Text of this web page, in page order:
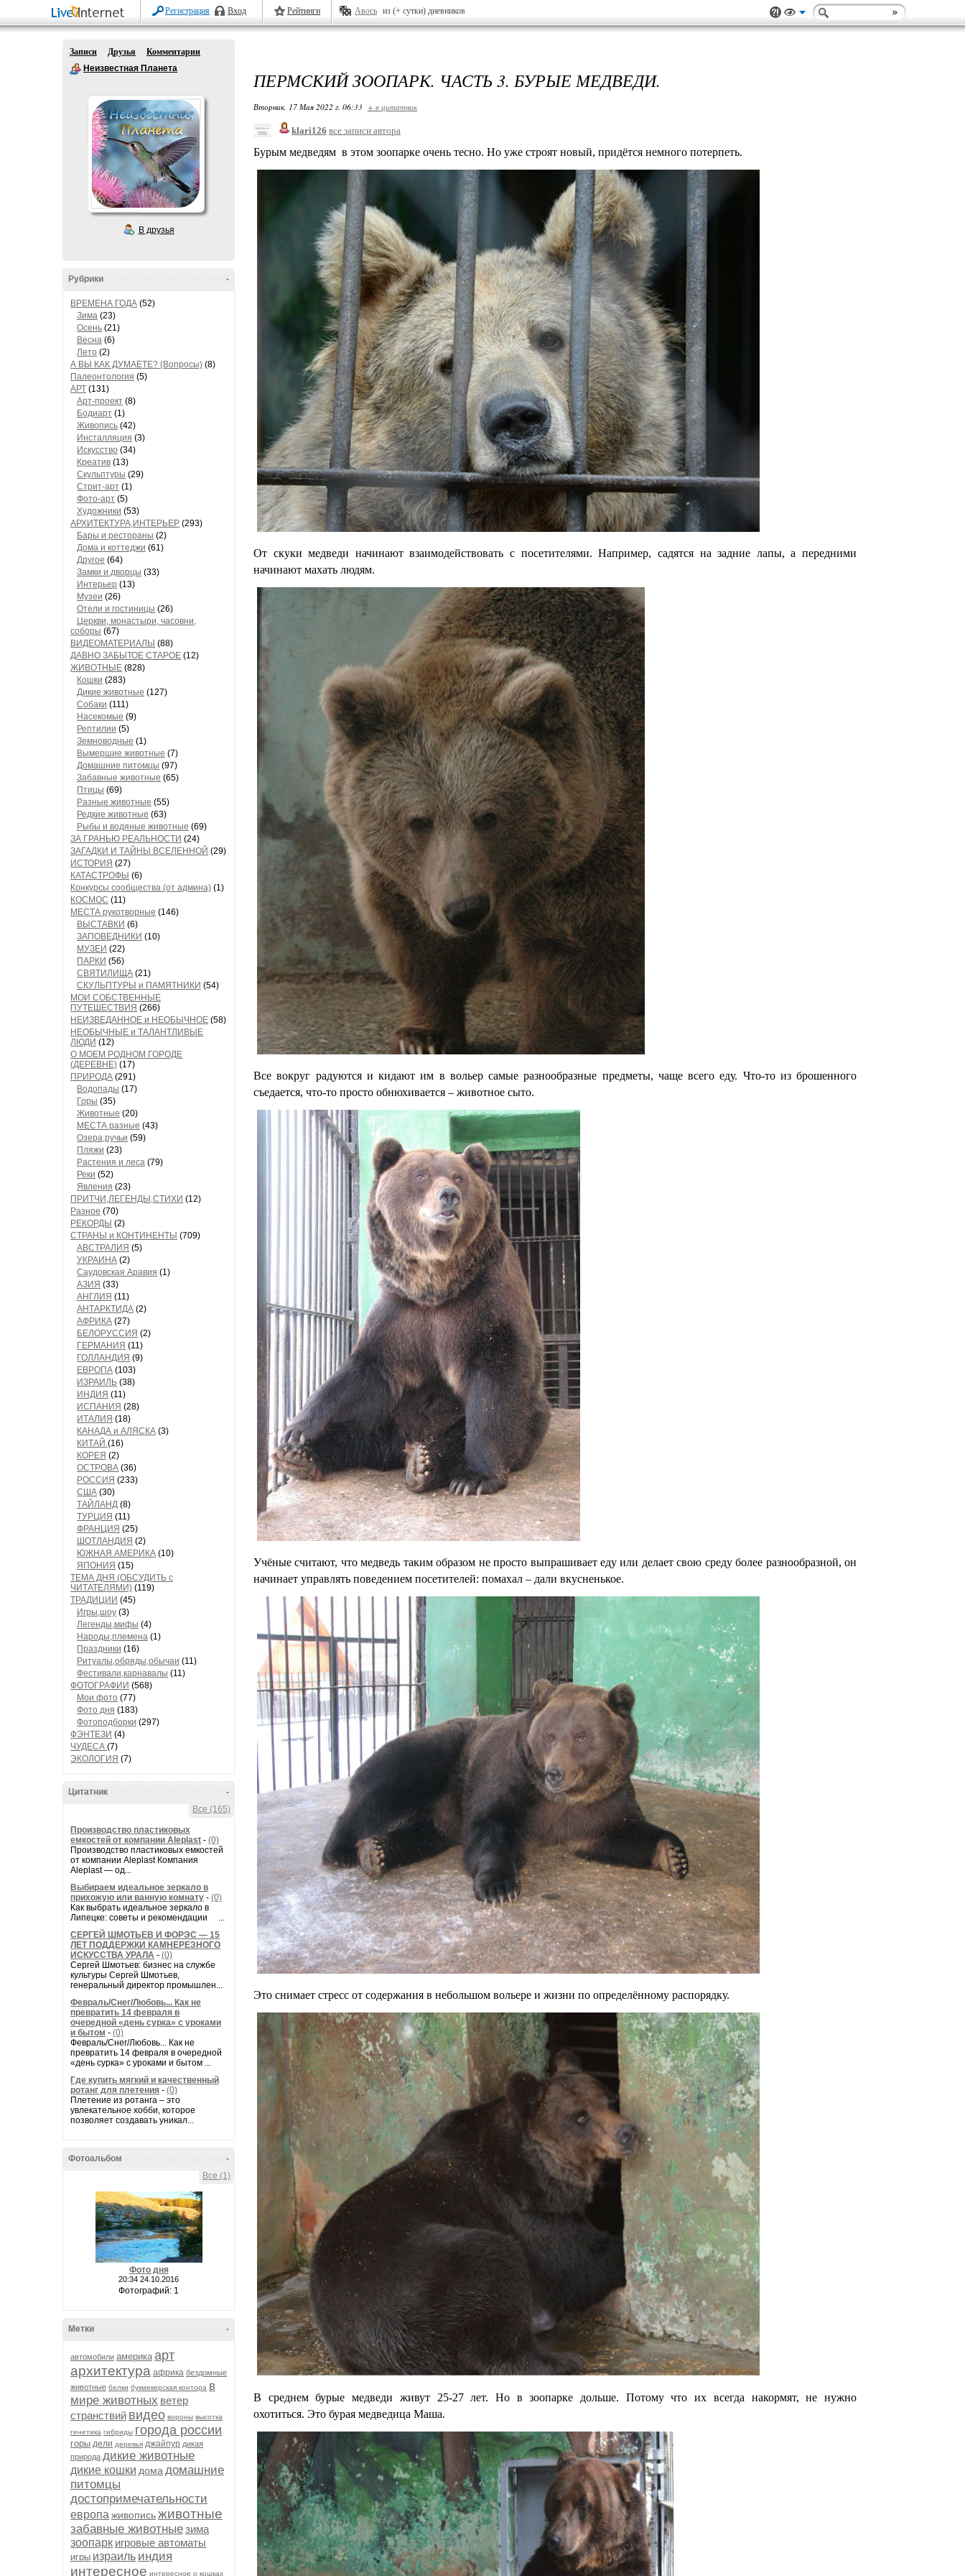
Регистрация Вход Рейтинги Авось из (+ сутки) дневников
Записи Друзья
Комментарии
Неизвестная Планета
В друзья
-
Рубрики
ВРЕМЕНА ГОДА (52)
Зима (23)
Осень (21)
Весна (6)
Лето (2)
А ВЫ КАК ДУМАЕТЕ? (Вопросы) (8)
Палеонтология (5)
АРТ (131)
Арт-проект (8)
Бодиарт (1)
Живопись (42)
Инсталляция (3)
Искусство (34)
Креатив (13)
Скульптуры (29)
Стрит-арт (1)
Фото-арт (5)
Художники (53)
АРХИТЕКТУРА,ИНТЕРЬЕР (293)
Бары и рестораны (2)
Дома и коттеджи (61)
Другое (64)
Замки и дворцы (33)
Интерьер (13)
Музеи (26)
Отели и гостиницы (26)
Церкви, монастыри, часовни,
соборы (67)
ВИДЕОМАТЕРИАЛЫ (88)
ДАВНО ЗАБЫТОЕ СТАРОЕ (12)
ЖИВОТНЫЕ (828)
Кошки (283)
Дикие животные (127)
Собаки (111)
Насекомые (9)
Рептилии (5)
Земноводные (1)
Вымершие животные (7)
Домашние питомцы (97)
Забавные животные (65)
Птицы (69)
Разные животные (55)
Редкие животные (63)
Рыбы и водяные животные (69)
ЗА ГРАНЬЮ РЕАЛЬНОСТИ (24)
ЗАГАДКИ И ТАЙНЫ ВСЕЛЕННОЙ (29)
ИСТОРИЯ (27)
КАТАСТРОФЫ (6)
Конкурсы сообщества (от админа) (1)
КОСМОС (11)
МЕСТА рукотворные (146)
ВЫСТАВКИ (6)
ЗАПОВЕДНИКИ (10)
МУЗЕИ (22)
ПАРКИ (56)
СВЯТИЛИЩА (21)
СКУЛЬПТУРЫ и ПАМЯТНИКИ (54)
МОИ СОБСТВЕННЫЕ
ПУТЕШЕСТВИЯ (266)
НЕИЗВЕДАННОЕ и НЕОБЫЧНОЕ (58)
НЕОБЫЧНЫЕ и ТАЛАНТЛИВЫЕ
ЛЮДИ (12)
О МОЕМ РОДНОМ ГОРОДЕ
(ДЕРЕВНЕ) (17)
ПРИРОДА (291)
Водопады (17)
Горы (35)
Животные (20)
МЕСТА разные (43)
Озера,ручьи (59)
Пляжи (23)
Растения и леса (79)
Реки (52)
Явления (23)
ПРИТЧИ,ЛЕГЕНДЫ,СТИХИ (12)
Разное (70)
РЕКОРДЫ (2)
СТРАНЫ и КОНТИНЕНТЫ (709)
АВСТРАЛИЯ (5)
УКРАИНА (2)
Саудовская Аравия (1)
АЗИЯ (33)
АНГЛИЯ (11)
АНТАРКТИДА (2)
АФРИКА (27)
БЕЛОРУССИЯ (2)
ГЕРМАНИЯ (11)
ГОЛЛАНДИЯ (9)
ЕВРОПА (103)
ИЗРАИЛЬ (38)
ИНДИЯ (11)
ИСПАНИЯ (28)
ИТАЛИЯ (18)
КАНАДА и АЛЯСКА (3)
КИТАЙ (16)
КОРЕЯ (2)
ОСТРОВА (36)
РОССИЯ (233)
США (30)
ТАЙЛАНД (8)
ТУРЦИЯ (11)
ФРАНЦИЯ (25)
ШОТЛАНДИЯ (2)
ЮЖНАЯ АМЕРИКА (10)
ЯПОНИЯ (15)
ТЕМА ДНЯ (ОБСУДИТЬ с
ЧИТАТЕЛЯМИ) (119)
ТРАДИЦИИ (45)
Игры,шоу (3)
Легенды,мифы (4)
Народы,племена (1)
Праздники (16)
Ритуалы,обряды,обычаи (11)
Фестивали,карнавалы (11)
ФОТОГРАФИИ (568)
Мои фото (77)
Фото дня (183)
Фотоподборки (297)
ФЭНТЕЗИ (4)
ЧУДЕСА (7)
ЭКОЛОГИЯ (7)
-
Цитатник
Все (165)
Производство пластиковых
емкостей от компании Aleplast - (0)
Производство пластиковых емкостей
от компании Aleplast Компания
Aleplast — од...
Выбираем идеальное зеркало в
прихожую или ванную комнату - (0)
Как выбрать идеальное зеркало в
Липецке: советы и рекомендации ...
СЕРГЕЙ ШМОТЬЕВ И ФОРЭС — 15
ЛЕТ ПОДДЕРЖКИ КАМНЕРЕЗНОГО
ИСКУССТВА УРАЛА - (0)
Сергей Шмотьев: бизнес на службе
культуры Сергей Шмотьев,
генеральный директор промышлен...
Февраль/Снег/Любовь... Как не
превратить 14 февраля в
очередной «день сурка» с уроками
и бытом - (0)
Февраль/Снег/Любовь... Как не
превратить 14 февраля в очередной
«день сурка» с уроками и бытом ...
Где купить мягкий и качественный
ротанг для плетения - (0)
Плетение из ротанга – это
увлекательное хобби, которое
позволяет создавать уникал...
-
Фотоальбом
Все (1)
Фото дня
20:34 24.10.2016
Фотографий: 1
-
Метки
автомобили америка арт
архитектура африка бездомные
животные белки букмекерская контора в
мире животных ветер
странствий видео вороны высотка
генетика гибриды города россии
горы дели деревья джайпур дикая
природа дикие животные
дикие кошки дома домашние
питомцы
достопримечательности
европа живописьживотные
забавные животныезима
зоопарк игровые автоматы
игры израиль индия
интересное интересное о кошках
ПЕРМСКИЙ ЗООПАРК. ЧАСТЬ 3. БУРЫЕ МЕДВЕДИ.
Вторник, 17 Мая 2022 г. 06:33 + в цитатник
klari126 все записи автора
Бурым медведям в этом зоопарке очень тесно. Но уже строят новый, придётся немного потерпеть.
От скуки медведи начинают взаимодействовать с посетителями. Например, садятся на задние лапы, а передними
начинают махать людям.
Все вокруг радуются и кидают им в вольер самые разнообразные предметы, чаще всего еду. Что-то из брошенного
съедается, что-то просто обнюхивается – животное сыто.
Учёные считают, что медведь таким образом не просто выпрашивает еду или делает свою среду более разнообразной, он
начинает управлять поведением посетителей: помахал – дали вкусненькое.
Это снимает стресс от содержания в небольшом вольере и жизни по определённому распорядку.
В среднем бурые медведи живут 25-27 лет. Но в зоопарке дольше. Потому что их всегда накормят, не нужно
охотиться. Это бурая медведица Маша.